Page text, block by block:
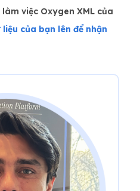
việc Oxygen XML của
của bạn lên để nhận